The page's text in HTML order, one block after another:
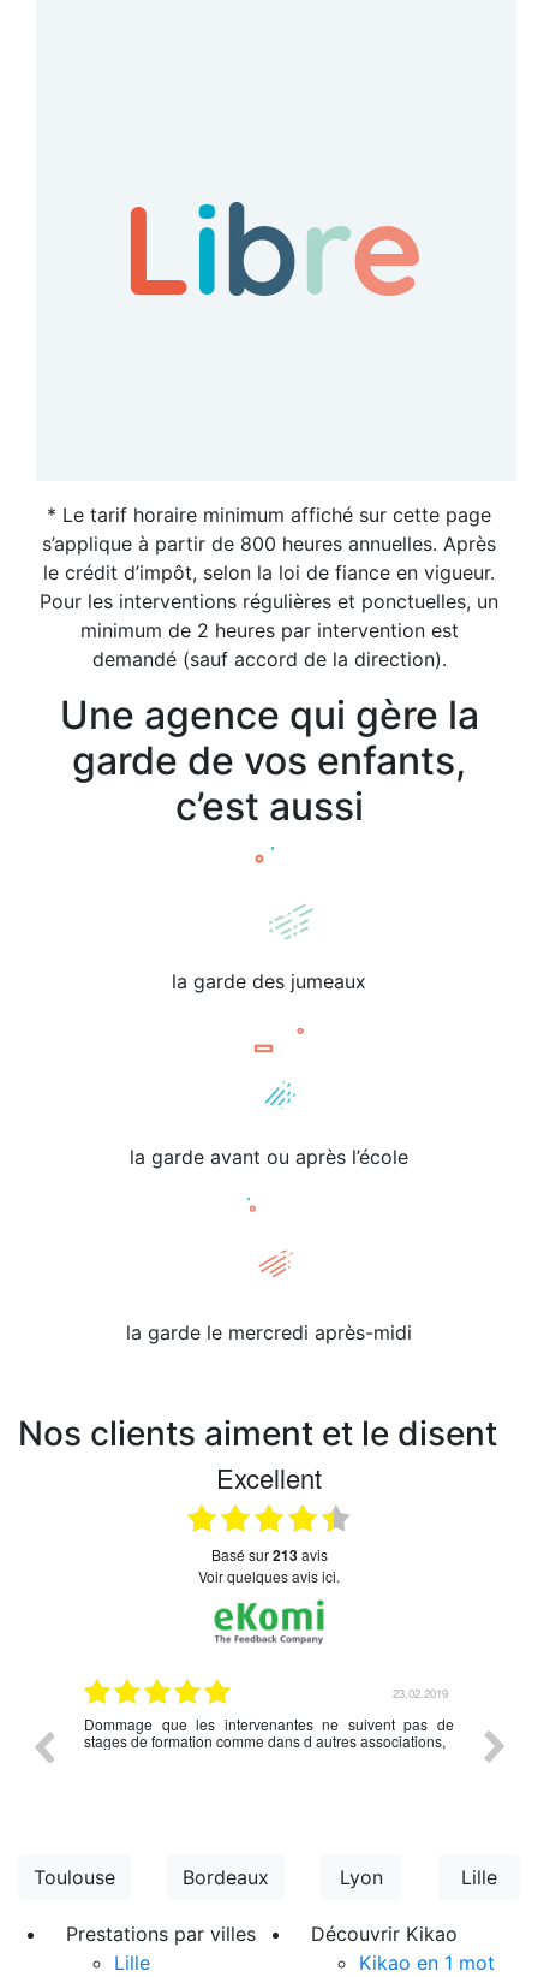
* Le tarif horaire minimum affiché sur cette page
s’applique à partir de 800 heures annuelles. Après
le crédit d’impôt, selon la loi de fiance en vigueur.
Pour les interventions régulières et ponctuelles, un
minimum de 2 heures par intervention est
demandé (sauf accord de la direction).
Une agence qui gère la
garde de vos enfants,
c’est aussi
la garde des jumeaux
la garde avant ou après l’école
la garde le mercredi après-midi
Nos clients aiment et le disent
Excellent
basé sur213avis
Voir quelques avis ici.
23.02.2019
Dommage que les intervenantes ne suivent pas de
stages de formation comme dans d autres associations,
Toulouse Bordeaux Lyon Lille
Prestations par villes
Lille
Découvrir Kikao
Kikao en 1 mot